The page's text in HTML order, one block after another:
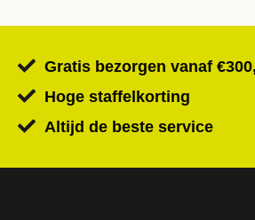
Gratis bezorgen vanaf
Hoge staffelkorting
Altijd de beste service